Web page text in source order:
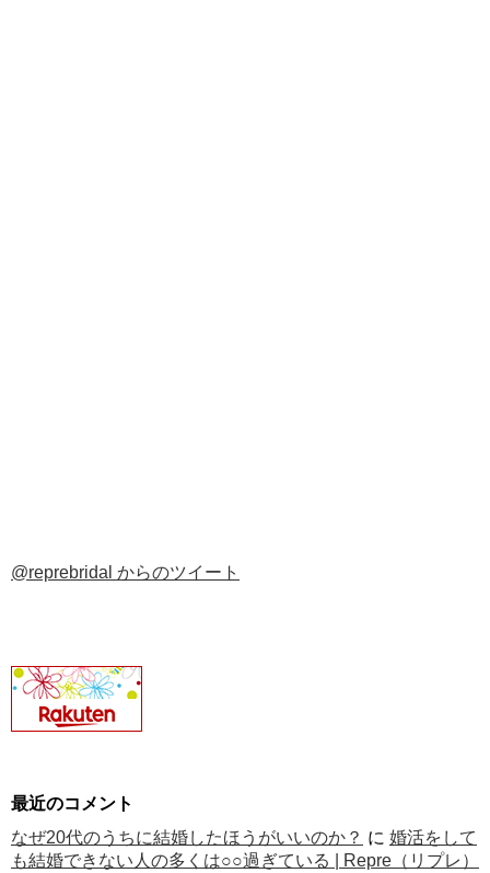
@reprebridal からのツイート
最近のコメント
なぜ20代のうちに結婚したほうがいいのか？ に 婚活をして
も結婚できない人の多くは○○過ぎている | Repre（リプレ）